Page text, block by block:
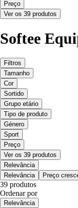
Preço
Ver os 39 produtos
Softee
Filtros
Tamanho
Cor
Sortido
Grupo etário
Tipo de produto
Género
Sport
Preço
Ver os 39 produtos
Relevância
Relevância
Preço
39 produtos
Ordenar por
Relevância